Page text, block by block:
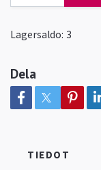
Lagersaldo: 3
Dela
TIEDOT